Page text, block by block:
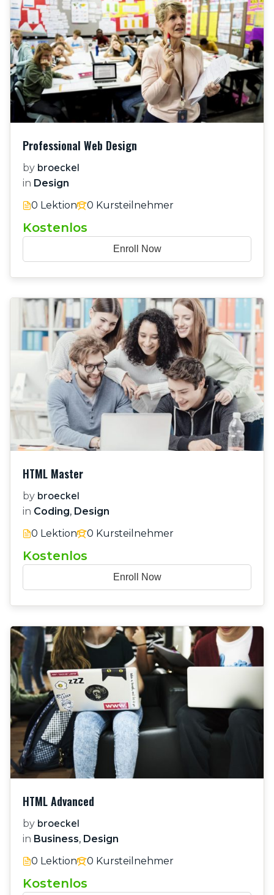
Professional Web Design
by broeckel
in Design
0 Lektion
0 Kursteilnehmer
Kostenlos
Enroll Now
HTML Master
by broeckel
in Coding, Design
0 Lektion
0 Kursteilnehmer
Kostenlos
Enroll Now
HTML Advanced
by broeckel
in Business, Design
0 Lektion
0 Kursteilnehmer
Kostenlos